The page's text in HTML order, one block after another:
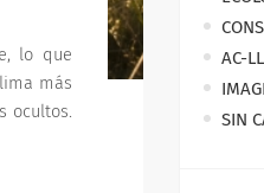
lo que
más
ocultos.
AC-
SIN